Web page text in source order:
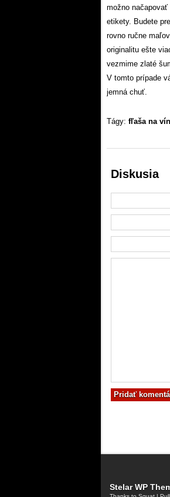
možno
etikety. Budete
rovno ručne
originalitu ešte
vezmime zlaté
V tomto prípade
jemná chuť.
Tágy: fľaša na
Diskusia
Stelar WP